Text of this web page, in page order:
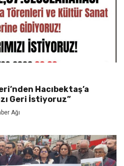
Hacıbektaş’a
Geri İstiyoruz”
Ağı